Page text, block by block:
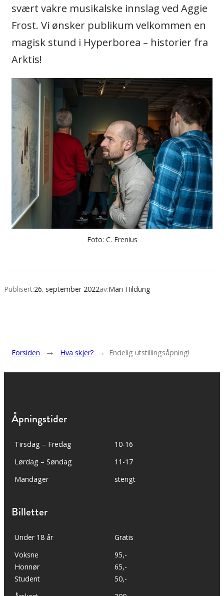
svært vakre musikalske innslag ved Aggie
Frost. Vi ønsker publikum velkommen en
magisk stund i Hyperborea – historier fra
Arktis!
Foto: C. Erenius
Publisert:26. september 2022av:Mari Hildung
Forsiden → Hva skjer? → Endelig utstillingsåpning!
Åpningstider
Tirsdag – Fredag
10-16
Lørdag – Søndag
11-17
Mandager
stengt
Billetter
Under 18 år
Gratis
Voksne
Honnør
Student
95,-
65,-
50,-